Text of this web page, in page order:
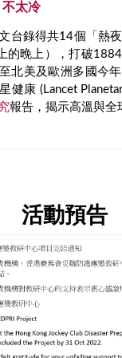
太冷
台錄得共14個「熱
的晚上），打破
北美及歐洲多國今
健康 (Lancet
報告，揭示高溫與全
活動預告